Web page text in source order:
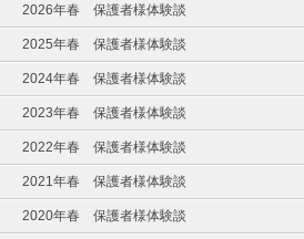
2026年春 保護者様体験談
2025年春 保護者様体験談
2024年春 保護者様体験談
2023年春 保護者様体験談
2022年春 保護者様体験談
2021年春 保護者様体験談
2020年春 保護者様体験談